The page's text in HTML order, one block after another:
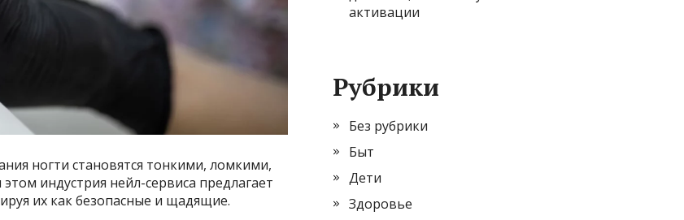
ногти становятся тонкими, ломкими,
индустрия нейл-сервиса предлагает
их как безопасные и щадящие.
активации
Рубрики
Без рубрики
Быт
Дети
Здоровье